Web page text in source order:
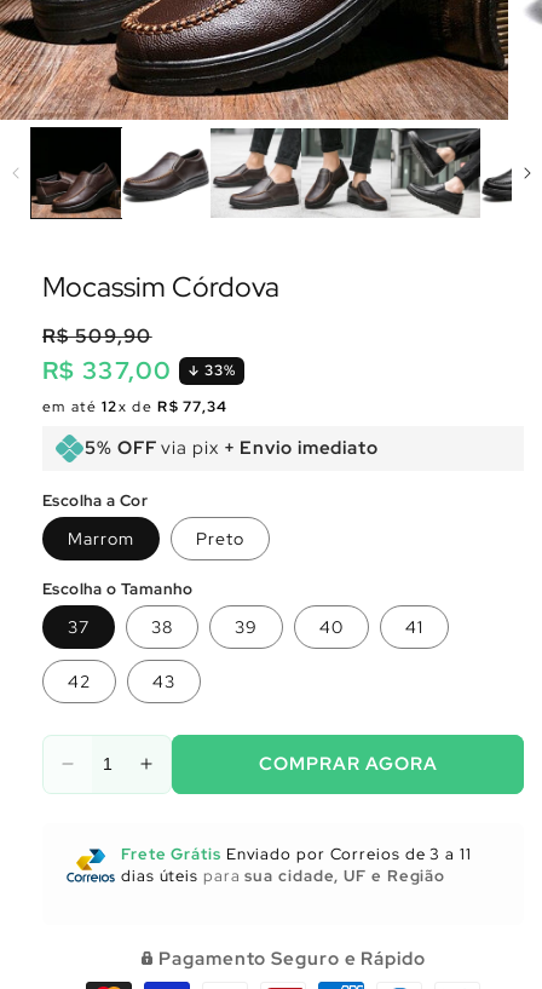
Mocassim Córdova
Preço
normal
R$ 337,00 33%
Preço
promocional
R$ 509,90
em até12x deR$ 77,34
5% OFF via pix + Envio imediato
Escolha a Cor
Marrom Preto
Escolha o Tamanho
37 38 39 40 41
42 43
Diminuir
a
de
Utensílios
Aumentar
a
de
Utensílios
COMPRAR AGORA
Frete Grátis Enviado por Correios de 3 a 11
dias úteis parasua cidade, UF e Região
Pagamento Seguro e Rápido